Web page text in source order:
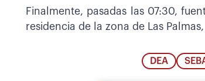
Finalmente, pasadas las 07:30,
residencia de la zona de Las
DEA